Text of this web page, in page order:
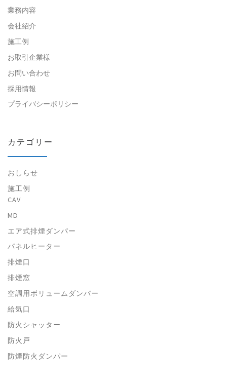
業務内容
会社紹介
施工例
お取引企業様
お問い合わせ
採用情報
プライバシーポリシー
カテゴリー
おしらせ
施工例
CAV
MD
エア式排煙ダンパー
パネルヒーター
排煙口
排煙窓
空調用ボリュームダンパー
給気口
防火シャッター
防火戸
防煙防火ダンパー